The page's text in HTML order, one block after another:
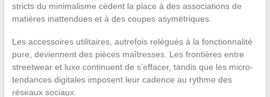
stricts du minimalisme cèdent la place à des associations de
matières inattendues et à des coupes asymétriques.
Les accessoires utilitaires, autrefois relégués à la fonctionnalité
pure, deviennent des pièces maîtresses. Les frontières entre
streetwear et luxe continuent de s’effacer, tandis que les micro-
tendances digitales imposent leur cadence au rythme des
réseaux sociaux.